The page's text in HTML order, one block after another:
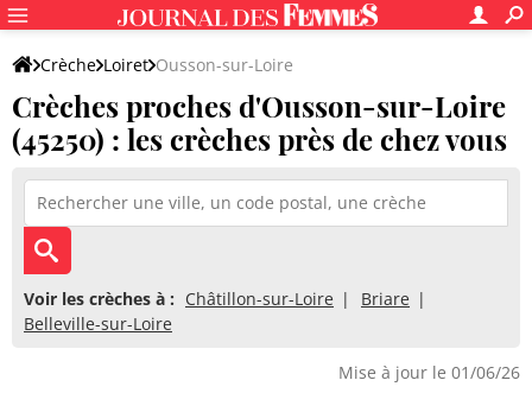
Crèche Loiret Ousson-sur-Loire
Crèches proches d'Ousson-sur-Loire
(45250) : les crèches près de chez vous
Voir les crèches à : Châtillon-sur-Loire
Briare
Belleville-sur-Loire
Mise à jour le 01/06/26